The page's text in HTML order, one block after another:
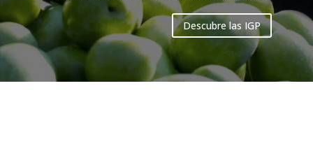
Descubre las IGP